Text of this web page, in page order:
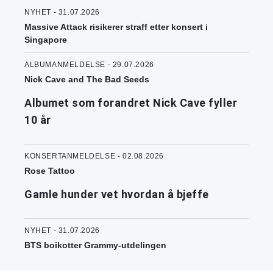
NYHET - 31.07.2026
Massive Attack risikerer straff etter konsert i
Singapore
ALBUMANMELDELSE - 29.07.2026
Nick Cave and The Bad Seeds
Albumet som forandret Nick Cave fyller
10 år
KONSERTANMELDELSE - 02.08.2026
Rose Tattoo
Gamle hunder vet hvordan å bjeffe
NYHET - 31.07.2026
BTS boikotter Grammy-utdelingen